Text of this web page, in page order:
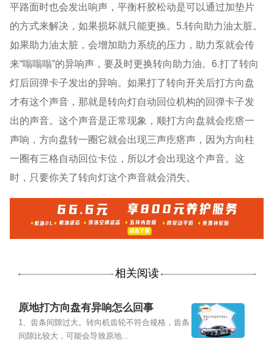
平路面时也会发出响声，平衡杆胶松动是可以通过加垫片
的方式来解决，如果损坏就只能更换。5.转向助力油太脏。
如果助力油太脏，会增加助力系统的压力，助力泵就会传
来“嗡嗡嗡”的异响声，要及时更换转向助力油。6.打了转向
灯后回弹卡子发出的异响。如果打了转向开关后打方向盘
才有这个声音，那就是转向灯自动回位机构的回弹卡子发
出的声音。这个声音是正常现象，顺打方向盘就会疙瘩一
声响，方向盘转一圈它就会出现三声疙瘩声，因为方向柱
一圈有三格自动回位卡位，所以才会出现这个声音。这
时，只要你关了转向灯这个声音就会消失。
相关阅读
原地打方向盘有异响怎么回事
1、齿条间隙过大。转向机齿轮不符合规格，齿条
间隙比较大，可能会导致原地...